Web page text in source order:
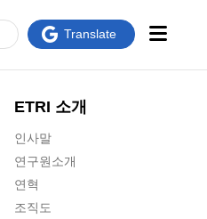
ETRI 소개
인사말
연구원소개
연혁
조직도
Translate